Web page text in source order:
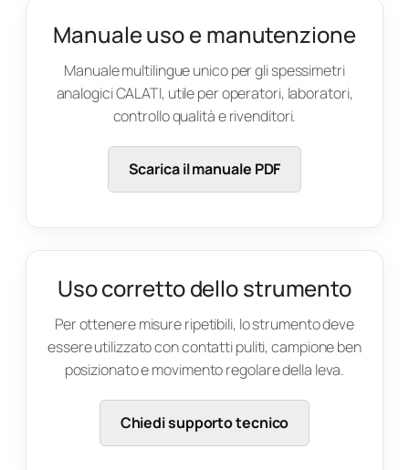
Manuale uso e manutenzione
Manuale multilingue unico per gli spessimetri
analogici CALATI, utile per operatori, laboratori,
controllo qualità e rivenditori.
Scarica il manuale PDF
Uso corretto dello strumento
Per ottenere misure ripetibili, lo strumento deve
essere utilizzato con contatti puliti, campione ben
posizionato e movimento regolare della leva.
Chiedi supporto tecnico